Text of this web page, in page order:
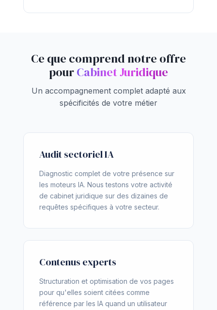
Ce que comprend notre offre
pourCabinet Juridique
Un accompagnement complet adapté aux
spécificités de votre métier
Audit sectoriel IA
Diagnostic complet de votre présence sur
les moteurs IA. Nous testons votre activité
de cabinet juridique sur des dizaines de
requêtes spécifiques à votre secteur.
Contenus experts
Structuration et optimisation de vos pages
pour qu'elles soient citées comme
référence par les IA quand un utilisateur